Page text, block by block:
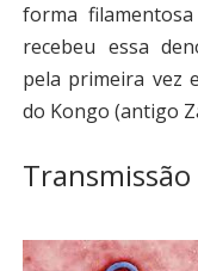
forma
recebeu essa
pela primeira vez
do Kongo (antigo
Transmissão